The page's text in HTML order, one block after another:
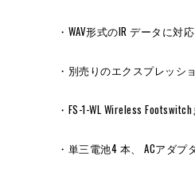
・WAV形式のIR データに対応
・別売りのエクスプレッシ
・FS-1-WL Wireless
・単三電池4 本、 ACアダ